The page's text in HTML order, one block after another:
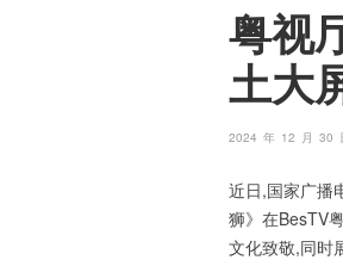
粤视
土大
2024 年 12 月 30
近日,国家广播
狮》在BesTV
文化致敬,同时